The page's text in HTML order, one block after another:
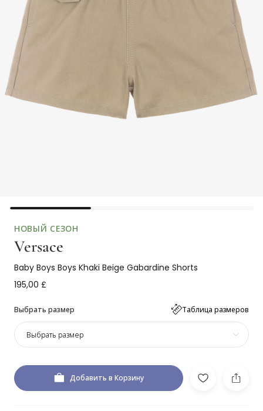
НОВЫЙ СЕЗОН
Versace
Baby Boys Boys Khaki Beige Gabardine Shorts
195,00 £
Выбрать размер Таблица размеров
Выбрать размер
Добавить в Корзину